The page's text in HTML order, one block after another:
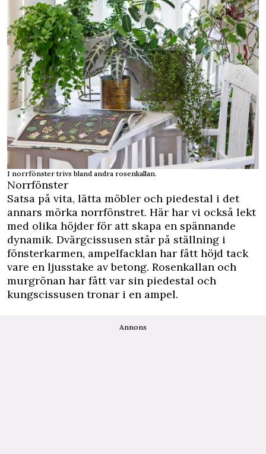
I norrfönster trivs bland andra rosenkallan.
Norrfönster
Satsa på vita, lätta möbler och piedestal i det
annars mörka norrfönstret. Här har vi också lekt
med olika höjder för att skapa en spännande
dynamik. Dvärgcissusen står på ställning i
fönsterkarmen, ampelfacklan har fått höjd tack
vare en ljusstake av betong. Rosenkallan och
murgrönan har fått var sin piedestal och
kungscissusen tronar i en ampel.
Annons